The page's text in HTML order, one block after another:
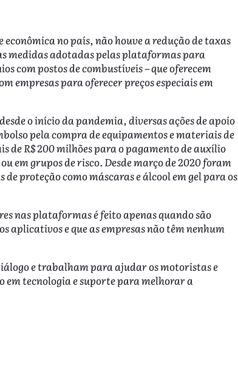
no país, não houve a redução de taxas
medidas adotadas pelas plataformas para
com postos de combustíveis – que oferecem
empresas para oferecer preços especiais em
o início da pandemia, diversas ações de apoio
pela compra de equipamentos e materiais de
de R$ 200 milhões para o pagamento de auxílio
em grupos de risco. Desde março de 2020 foram
proteção como máscaras e álcool em gel para os
nas plataformas é feito apenas quando são
aplicativos e que as empresas não têm nenhum
e trabalham para ajudar os motoristas e
em tecnologia e suporte para melhorar a